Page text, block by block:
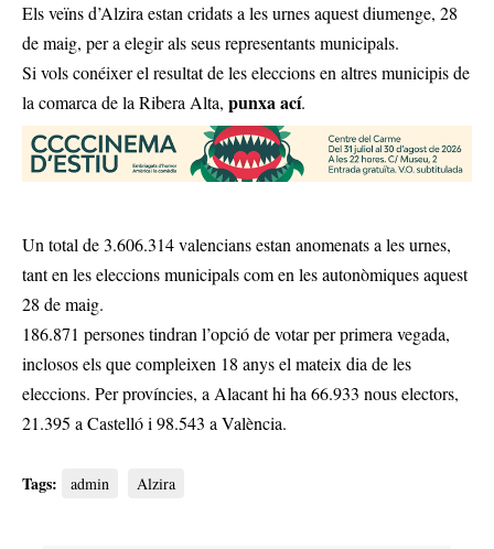
Els veïns d’Alzira estan cridats a les urnes aquest diumenge, 28
de maig, per a elegir als seus representants municipals.
Si vols conéixer el resultat de les eleccions en altres municipis de
la comarca de la Ribera Alta, punxa ací.
Un total de 3.606.314 valencians estan anomenats a les urnes,
tant en les eleccions municipals com en les autonòmiques aquest
28 de maig.
186.871 persones tindran l’opció de votar per primera vegada,
inclosos els que compleixen 18 anys el mateix dia de les
eleccions. Per províncies, a Alacant hi ha 66.933 nous electors,
21.395 a Castelló i 98.543 a València.
Tags: admin Alzira